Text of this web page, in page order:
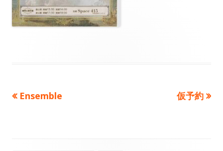
投前
Ensemble
次
仮予約